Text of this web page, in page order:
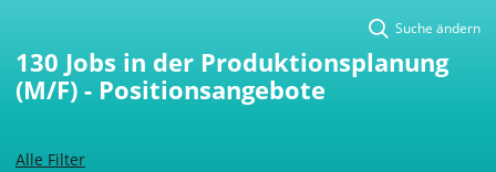
Alle Filter
Suche ändern
130 Jobs in der Produktionsplanung
(M/F) - Positionsangebote